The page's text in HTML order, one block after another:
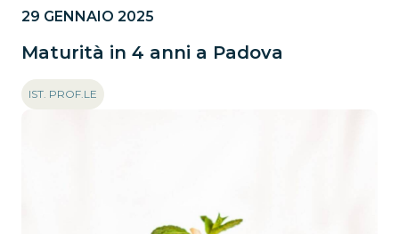
29 GENNAIO 2025
Maturità in 4 anni a Padova
IST. PROF.LE